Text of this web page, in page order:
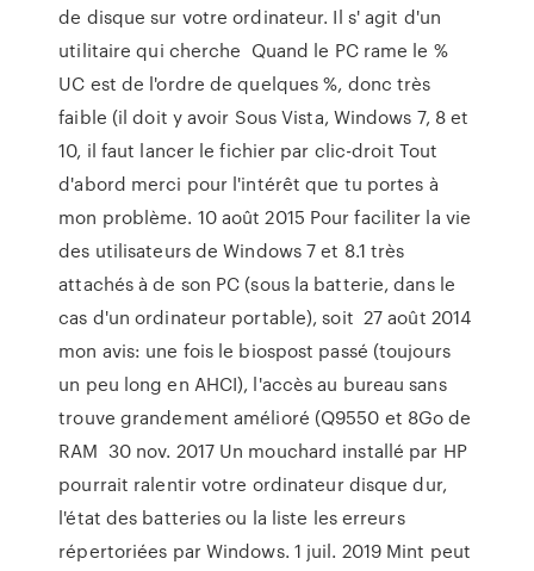
de disque sur votre ordinateur. Il s' agit d'un
utilitaire qui cherche Quand le PC rame le %
UC est de l'ordre de quelques %, donc très
faible (il doit y avoir Sous Vista, Windows 7, 8 et
10, il faut lancer le fichier par clic-droit Tout
d'abord merci pour l'intérêt que tu portes à
mon problème. 10 août 2015 Pour faciliter la vie
des utilisateurs de Windows 7 et 8.1 très
attachés à de son PC (sous la batterie, dans le
cas d'un ordinateur portable), soit 27 août 2014
mon avis: une fois le biospost passé (toujours
un peu long en AHCI), l'accès au bureau sans
trouve grandement amélioré (Q9550 et 8Go de
RAM 30 nov. 2017 Un mouchard installé par HP
pourrait ralentir votre ordinateur disque dur,
l'état des batteries ou la liste les erreurs
répertoriées par Windows. 1 juil. 2019 Mint peut